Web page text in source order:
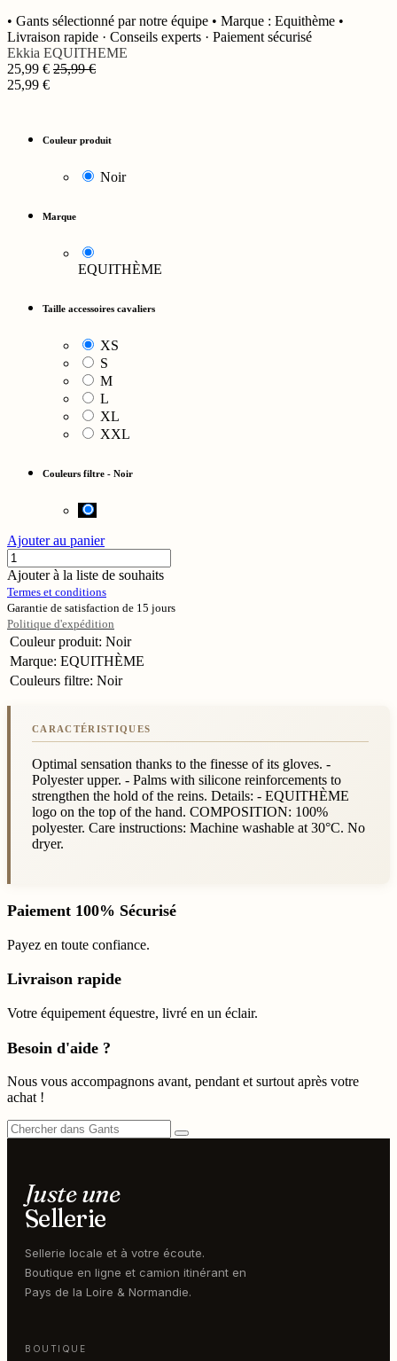
• Gants sélectionné par notre équipe • Marque : Equithème •
Livraison rapide · Conseils experts · Paiement sécurisé
Ekkia EQUITHEME
25,99 € 25,99€
25,99 €
Couleur produit
Noir
Marque
EQUITHÈME
Taille accessoires cavaliers
XS
S
M
L
XL
XXL
Couleurs filtre - Noir
Ajouter au panier
Ajouter à la liste de souhaits
Termes et conditions
Garantie de satisfaction de 15 jours
Politique d'expédition
Couleur produit: Noir
Marque: EQUITHÈME
Couleurs filtre: Noir
Optimal sensation thanks to the finesse of its gloves. -
Polyester upper. - Palms with silicone reinforcements to
strengthen the hold of the reins. Details: - EQUITHÈME
logo on the top of the hand. COMPOSITION: 100%
polyester. Care instructions: Machine washable at 30°C. No
dryer.
Paiement 100% Sécurisé
Payez en toute confiance.
Livraison rapide
Votre équipement équestre, livré en un éclair.
Besoin d'aide ?
Nous vous accompagnons avant, pendant et surtout après votre
achat !
Juste une
Sellerie
Sellerie locale et à votre écoute.
Boutique en ligne et camion itinérant en
Pays de la Loire & Normandie.
BOUTIQUE